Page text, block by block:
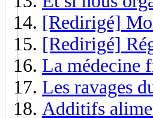
[Redirigé]
[Redirigé]
La médecine
Les ravages
Additifs